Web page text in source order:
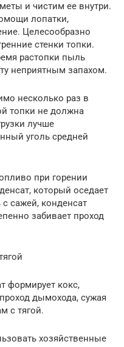
и чистим ее внутри.
лопатки,
Целесообразно
стенки топки.
растопки пыль
неприятным запахом.
несколько раз в
топки не должна
лучше
уголь средней
при горении
который оседает
сажей, конденсат
забивает проход
формирует кокс,
дымохода, сужая
с тягой.
хозяйственные